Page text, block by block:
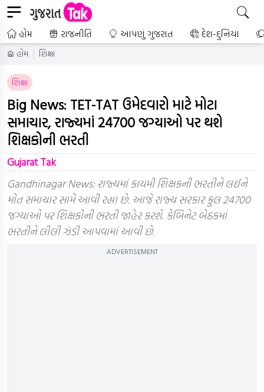
હોમ રાજનીતિ આપણું ગુજરાત દેશ-દુનિયા
હોમ શિક્ષા
શિક્ષા
Big News: TET-TAT ઉમેદવારો માટે મોટા
સમાચાર, રાજ્યમાં 24700 જગ્યાઓ પર થશે
શિક્ષકોની ભરતી
Gujarat Tak
Gandhinagar News: રાજ્યમાં કાયમી શિક્ષકની ભરતીને લઈને
મોત સમાચાર સામે આવી રહ્યા છે. આજે રાજ્ય સરકાર કુલ 24700
જગ્યાઓ પર શિક્ષકોની ભરતી જાહેર કરશે. કેબિનેટ બેઠકમાં
ભરતીને લીલી ઝંડી આપવામાં આવી છે.
ADVERTISEMENT